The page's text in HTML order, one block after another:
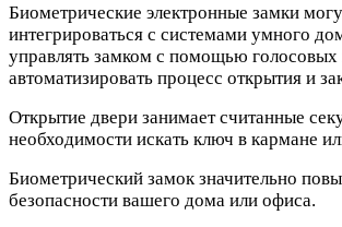
Биометрические электронные замки
интегрироваться с системами умного
управлять замком с помощью голосовых
автоматизировать процесс открытия и
Открытие двери занимает считанные
необходимости искать ключ в кармане
Биометрический замок значительно
безопасности вашего дома или офиса.